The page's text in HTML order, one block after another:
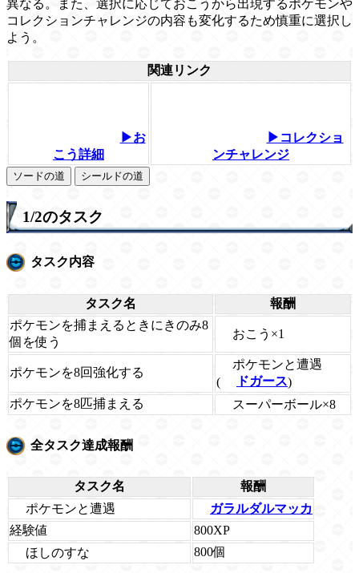
異なる。また、選択に応じておこうから出現するポケモンや
コレクションチャレンジの内容も変化するため慎重に選択し
よう。
関連リンク
▶お
こう詳細
▶コレクショ
ンチャレンジ
ソードの道 シールドの道
1/2のタスク
タスク内容
タスク名
報酬
ポケモンを捕まえるときにきのみ8
個を使う
おこう×1
ポケモンを8回強化する
ポケモンと遭遇
(
ドガース)
ポケモンを8匹捕まえる
スーパーボール×8
全タスク達成報酬
タスク名
報酬
ポケモンと遭遇
ガラルダルマッカ
経験値
800XP
ほしのすな
800個